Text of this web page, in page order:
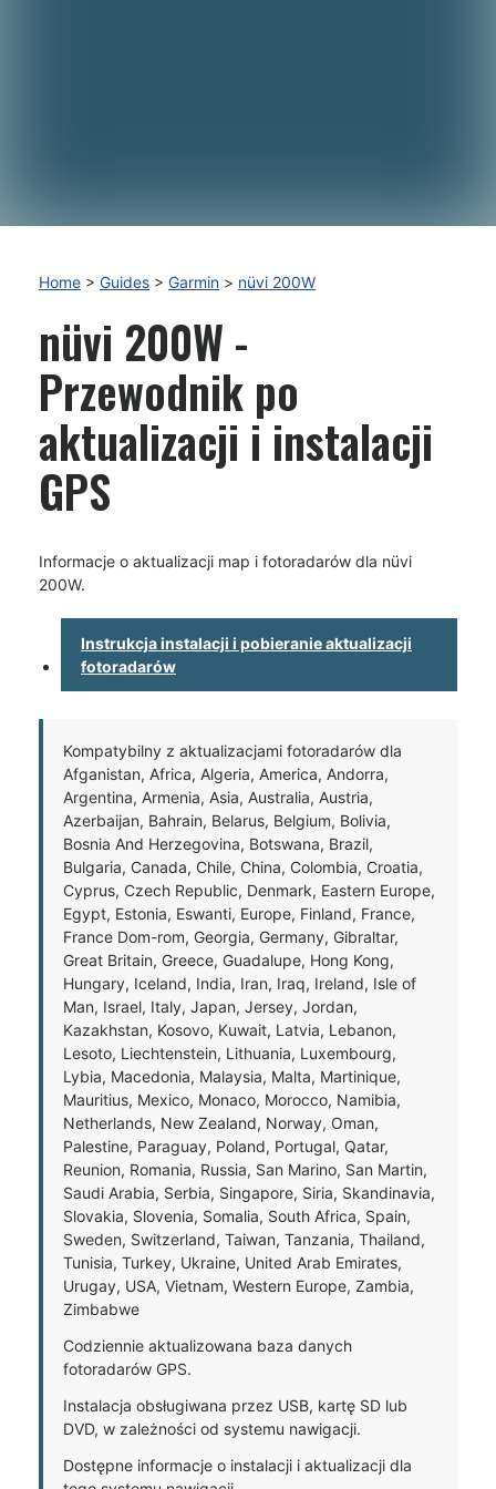
Home > Guides > Garmin > nüvi 200W
nüvi 200W -
Przewodnik po
aktualizacji i instalacji
GPS
Informacje o aktualizacji map i fotoradarów dla nüvi
200W.
Instrukcja instalacji i pobieranie aktualizacji
fotoradarów
Kompatybilny z aktualizacjami fotoradarów dla
Afganistan, Africa, Algeria, America, Andorra,
Argentina, Armenia, Asia, Australia, Austria,
Azerbaijan, Bahrain, Belarus, Belgium, Bolivia,
Bosnia And Herzegovina, Botswana, Brazil,
Bulgaria, Canada, Chile, China, Colombia, Croatia,
Cyprus, Czech Republic, Denmark, Eastern Europe,
Egypt, Estonia, Eswanti, Europe, Finland, France,
France Dom-rom, Georgia, Germany, Gibraltar,
Great Britain, Greece, Guadalupe, Hong Kong,
Hungary, Iceland, India, Iran, Iraq, Ireland, Isle of
Man, Israel, Italy, Japan, Jersey, Jordan,
Kazakhstan, Kosovo, Kuwait, Latvia, Lebanon,
Lesoto, Liechtenstein, Lithuania, Luxembourg,
Lybia, Macedonia, Malaysia, Malta, Martinique,
Mauritius, Mexico, Monaco, Morocco, Namibia,
Netherlands, New Zealand, Norway, Oman,
Palestine, Paraguay, Poland, Portugal, Qatar,
Reunion, Romania, Russia, San Marino, San Martin,
Saudi Arabia, Serbia, Singapore, Siria, Skandinavia,
Slovakia, Slovenia, Somalia, South Africa, Spain,
Sweden, Switzerland, Taiwan, Tanzania, Thailand,
Tunisia, Turkey, Ukraine, United Arab Emirates,
Urugay, USA, Vietnam, Western Europe, Zambia,
Zimbabwe
Codziennie aktualizowana baza danych
fotoradarów GPS.
Instalacja obsługiwana przez USB, kartę SD lub
DVD, w zależności od systemu nawigacji.
Dostępne informacje o instalacji i aktualizacji dla